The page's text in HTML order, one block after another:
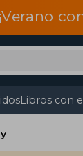
¡Verano
Libros con